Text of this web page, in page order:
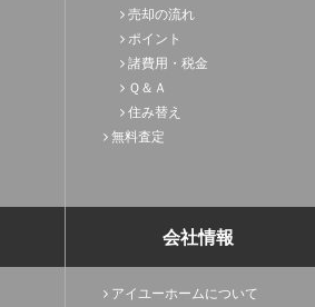
売却の流れ
ポイント
諸費用・税金
Ｑ＆Ａ
住み替え
無料査定
会社情報
アイユーホームについて